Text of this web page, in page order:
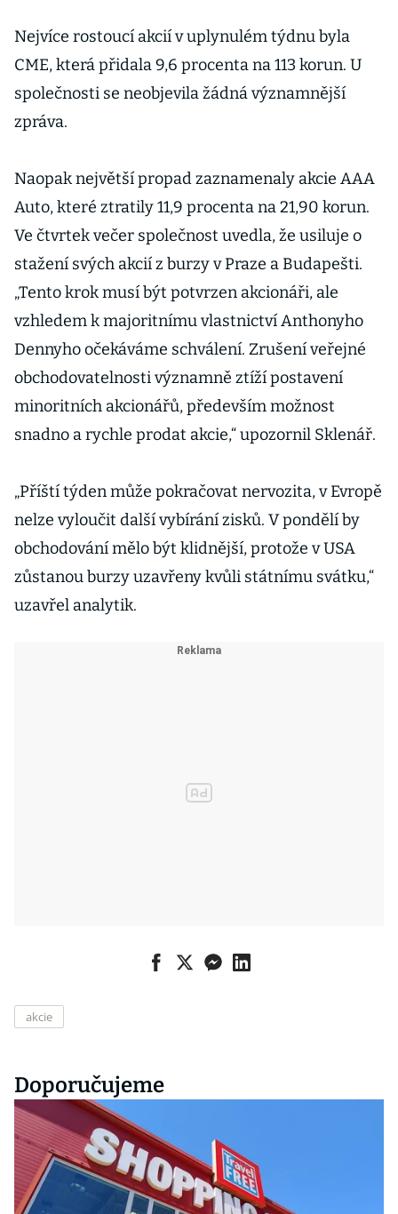
Nejvíce rostoucí akcií v uplynulém týdnu byla
CME, která přidala 9,6 procenta na 113 korun. U
společnosti se neobjevila žádná významnější
zpráva.
Naopak největší propad zaznamenaly akcie AAA
Auto, které ztratily 11,9 procenta na 21,90 korun.
Ve čtvrtek večer společnost uvedla, že usiluje o
stažení svých akcií z burzy v Praze a Budapešti.
„Tento krok musí být potvrzen akcionáři, ale
vzhledem k majoritnímu vlastnictví Anthonyho
Dennyho očekáváme schválení. Zrušení veřejné
obchodovatelnosti významně ztíží postavení
minoritních akcionářů, především možnost
snadno a rychle prodat akcie,“ upozornil Sklenář.
„Příští týden může pokračovat nervozita, v Evropě
nelze vyloučit další vybírání zisků. V pondělí by
obchodování mělo být klidnější, protože v USA
zůstanou burzy uzavřeny kvůli státnímu svátku,“
uzavřel analytik.
akcie
Doporučujeme